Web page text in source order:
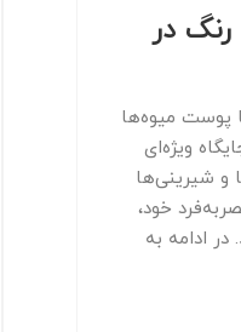
رنگ در
پوست میوه‌ها
ویژه‌ای
و شیرینی‌ها
خود،
در ادامه به